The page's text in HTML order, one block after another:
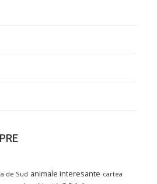
de Sud animale interesante cartea